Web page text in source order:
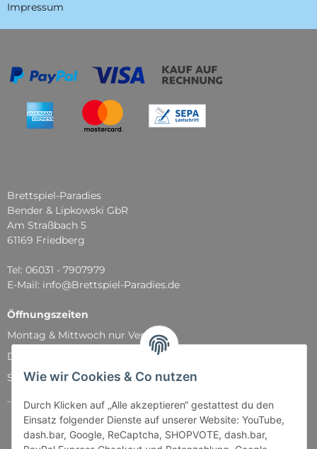
Wie wir Cookies & Co nutzen
Durch Klicken auf „Alle akzeptieren“ gestattest du den
Einsatz folgender Dienste auf unserer Website: YouTube,
dash.bar, Google, ReCaptcha, SHOPVOTE, dash.bar,
Impressum
Brettspiel-Paradies
Bender & Lipkowski GbR
Am Straßbach 5
61169 Friedberg
Tel: 06031 - 7907979
E-Mail: info@Brettspiel-Paradies.de
Öffnungszeiten
Montag & Mittwoch nur Versand
Dienstag, Donnerstag und Freitag: 11:00 - 18:30 Uhr
Samstag: 11:00 - 14:00 Uhr
...und natürlich während unserer Events